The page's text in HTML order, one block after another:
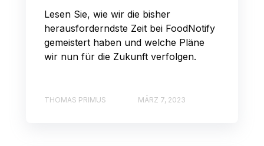
Lesen Sie, wie wir die bisher
herausforderndste Zeit bei FoodNotify
gemeistert haben und welche Pläne
wir nun für die Zukunft verfolgen.
THOMAS PRIMUS MÄRZ 7, 2023